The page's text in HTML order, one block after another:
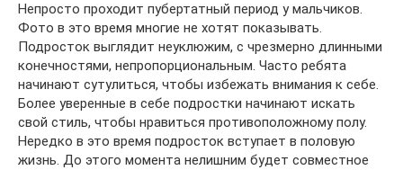
Непросто проходит пубертатный период у мальчиков.
Фото в это время многие не хотят показывать.
Подросток выглядит неуклюжим, с чрезмерно длинными
конечностями, непропорциональным. Часто ребята
начинают сутулиться, чтобы избежать внимания к себе.
Более уверенные в себе подростки начинают искать
свой стиль, чтобы нравиться противоположному полу.
Нередко в это время подросток вступает в половую
жизнь. До этого момента нелишним будет совместное